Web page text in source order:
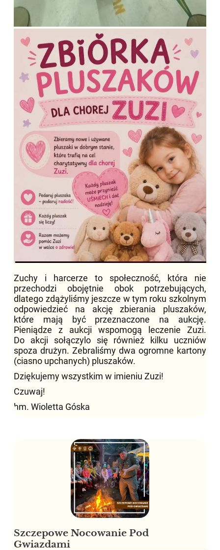
Zuchy i harcerze to społeczność, która nie
przechodzi obojętnie obok potrzebujących,
dlatego zdążyliśmy jeszcze w tym roku szkolnym
odpowiedzieć na akcję zbierania pluszaków,
które mają być przeznaczone na aukcję.
Pieniądze z aukcji wspomogą leczenie Zuzi.
Do akcji sołączylo się również kilku uczniów
spoza drużyn. Zebraliśmy dwa ogromne kartony
(ciasno upchanych) pluszaków.
Dziękujemy wszystkim w imieniu Zuzi!
Czuwaj!
hm. Wioletta Góska
Szczepowe Nocowanie Pod
Gwiazdami